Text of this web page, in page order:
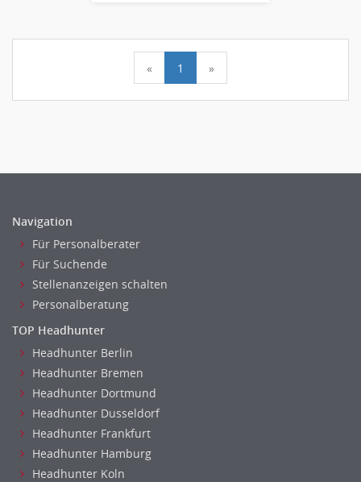
« 1 »
Navigation
Für Personalberater
Für Suchende
Stellenanzeigen schalten
Personalberatung
TOP Headhunter
Headhunter Berlin
Headhunter Bremen
Headhunter Dortmund
Headhunter Dusseldorf
Headhunter Frankfurt
Headhunter Hamburg
Headhunter Koln